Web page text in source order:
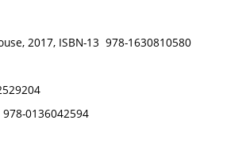
2017, ISBN-13 ‎ 978-1630810580
1998, ISBN-13 ‏ : ‎ 978-0262529204